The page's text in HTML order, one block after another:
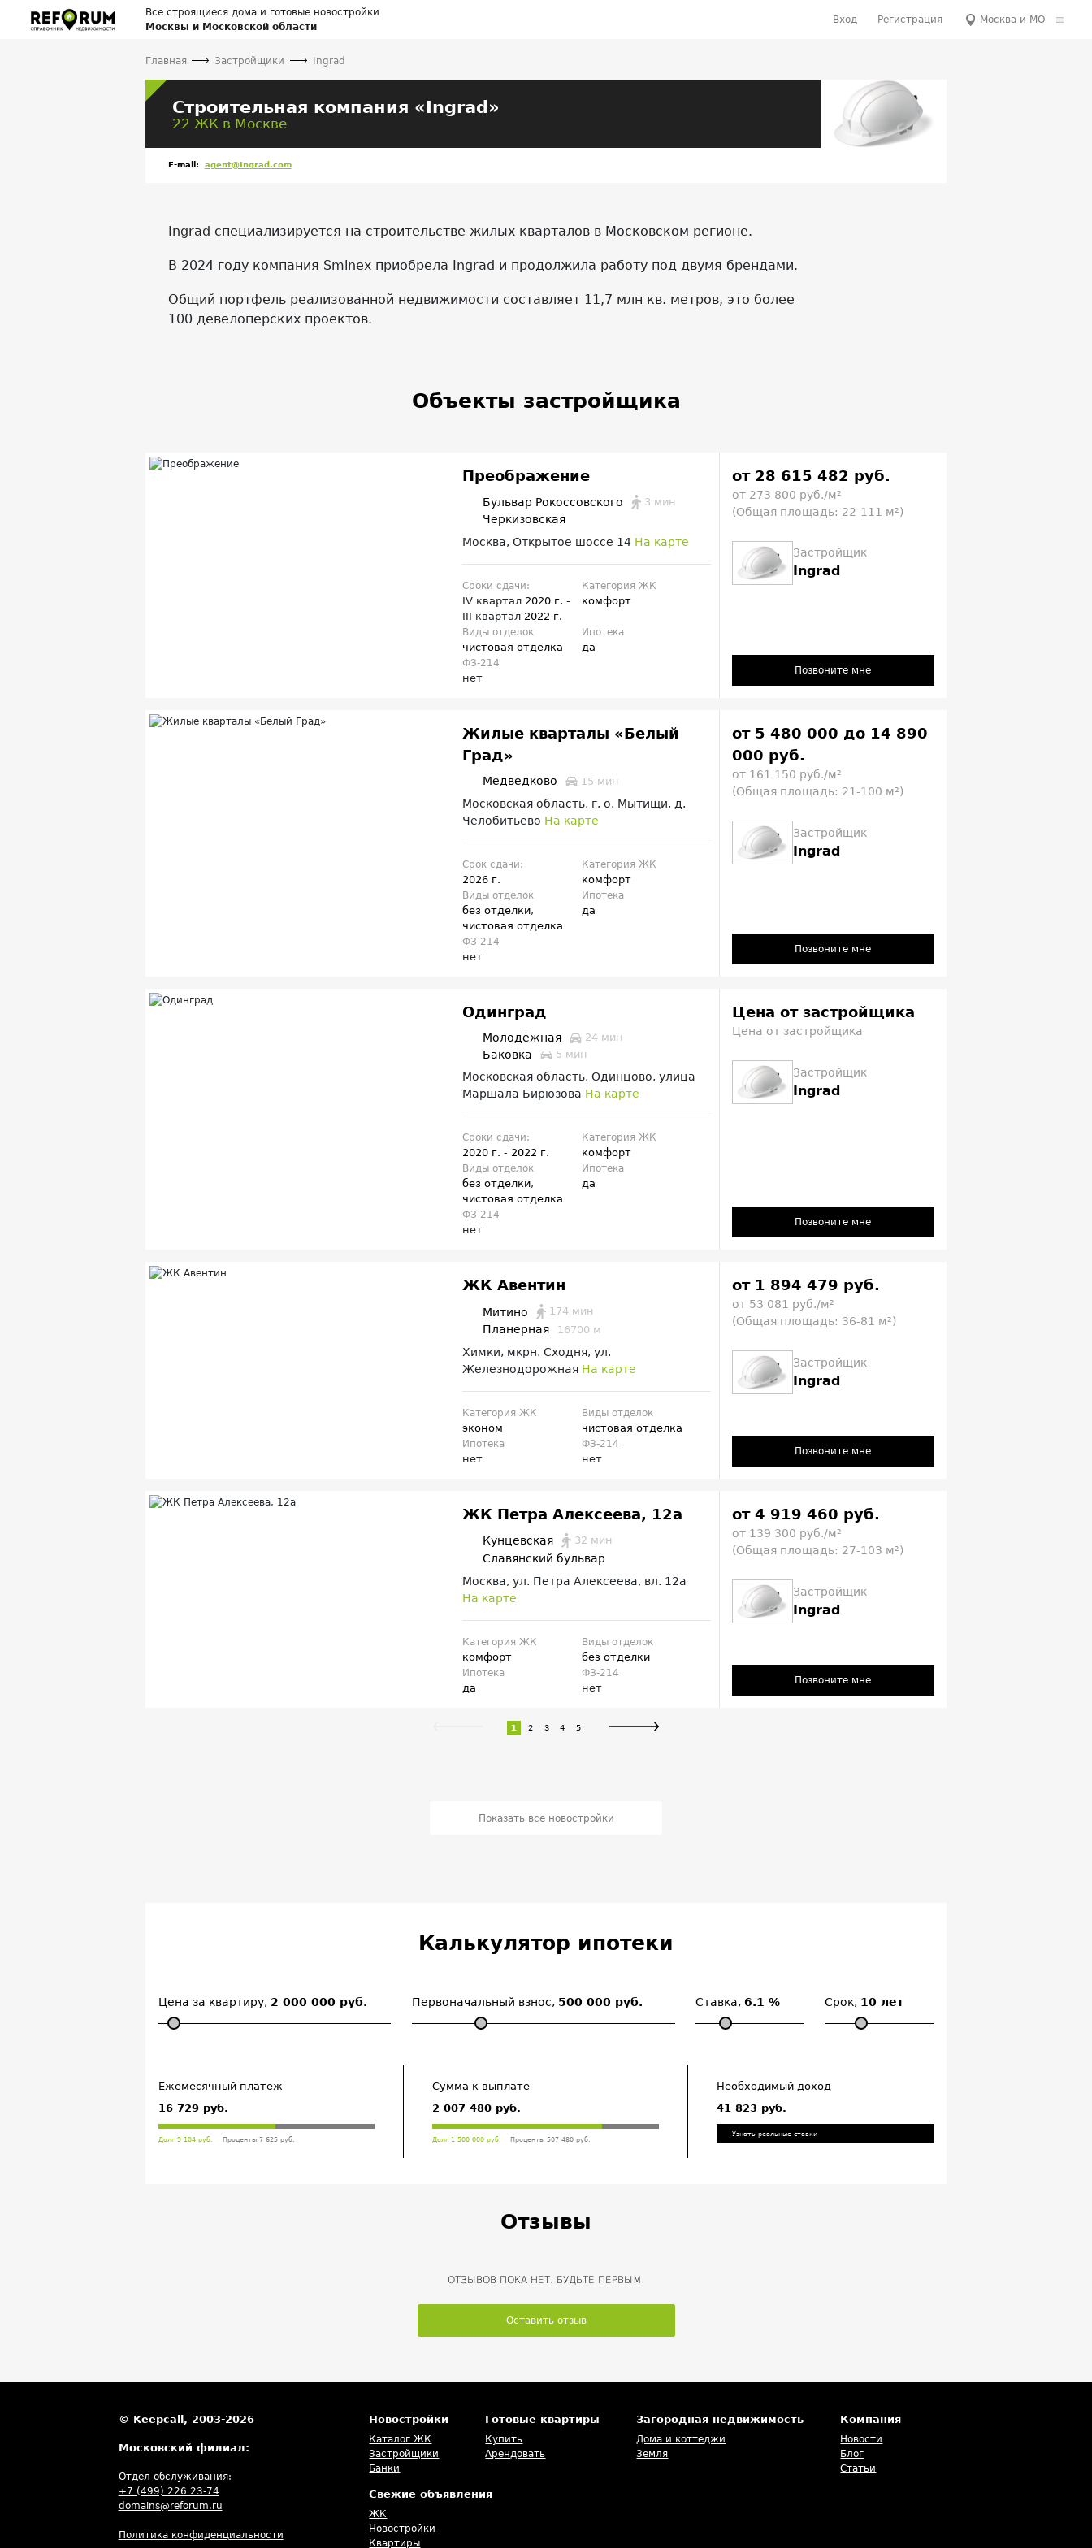
Все строящиеся дома и готовые новостройки
Москвы и Московской области
Вход Регистрация Москва и МО
Главная Застройщики Ingrad
Строительная компания «Ingrad»
22 ЖК в Москве
E-mail: agent@Ingrad.com
Ingrad специализируется на строительстве жилых кварталов в Московском регионе.
В 2024 году компания Sminex приобрела Ingrad и продолжила работу под двумя брендами.
Общий портфель реализованной недвижимости составляет 11,7 млн кв. метров, это более
100 девелоперских проектов.
Объекты застройщика
Преображение
Бульвар Рокоссовского 3 мин
Черкизовская
Москва, Открытое шоссе 14 На карте
Сроки сдачи:
IV квартал 2020 г.-
III квартал 2022 г.
Категория ЖК
комфорт
Виды отделок
чистовая отделка
Ипотека
да
ФЗ-214
нет
от 28 615 482 руб.
от 273 800 руб./м²
(Общая площадь: 22-111 м²)
Застройщик
Ingrad
Позвоните мне
Жилые кварталы «Белый
Град»
Медведково 15 мин
Московская область, г. о. Мытищи, д.
Челобитьево На карте
Срок сдачи:
2026 г.
Категория ЖК
комфорт
Виды отделок
без отделки,
чистовая отделка
Ипотека
да
ФЗ-214
нет
от 5 480 000 до 14 890
000 руб.
от 161 150 руб./м²
(Общая площадь: 21-100 м²)
Застройщик
Ingrad
Позвоните мне
Одинград
Молодёжная 24 мин
Баковка 5 мин
Московская область, Одинцово, улица
Маршала Бирюзова На карте
Сроки сдачи:
2020 г.- 2022 г.
Категория ЖК
комфорт
Виды отделок
без отделки,
чистовая отделка
Ипотека
да
ФЗ-214
нет
Цена от застройщика
Цена от застройщика
Застройщик
Ingrad
Позвоните мне
ЖК Авентин
Митино 174 мин
Планерная 16700 м
Химки, мкрн. Сходня, ул.
Железнодорожная На карте
Категория ЖК
эконом
Виды отделок
чистовая отделка
Ипотека
нет
ФЗ-214
нет
от 1 894 479 руб.
от 53 081 руб./м²
(Общая площадь: 36-81 м²)
Застройщик
Ingrad
Позвоните мне
ЖК Петра Алексеева, 12а
Кунцевская 32 мин
Славянский бульвар
Москва, ул. Петра Алексеева, вл. 12а
На карте
Категория ЖК
комфорт
Виды отделок
без отделки
Ипотека
да
ФЗ-214
нет
от 4 919 460 руб.
от 139 300 руб./м²
(Общая площадь: 27-103 м²)
Застройщик
Ingrad
Позвоните мне
1 2 3 4 5
Показать все новостройки
Калькулятор ипотеки
Цена за квартиру, 2 000 000 руб. Первоначальный взнос, 500 000 руб. Ставка,6.1 % Срок, 10 лет
Ежемесячный платеж
16 729 руб.
Долг 9 104 руб. Проценты 7 625 руб.
Сумма к выплате
2 007 480 руб.
Долг 1 500 000 руб. Проценты 507 480 руб.
Необходимый доход
41 823 руб.
Узнать реальные ставки
Отзывы
ОТЗЫВОВ ПОКА НЕТ. БУДЬТЕ ПЕРВЫМ!
Оставить отзыв
© Keepcall, 2003-2026
Московский филиал:
Отдел обслуживания:
+7 (499) 226 23-74
domains@reforum.ru
Политика конфиденциальности
Новостройки
Каталог ЖК
Застройщики
Банки
Готовые квартиры
Купить
Арендовать
Загородная недвижимость
Дома и коттеджи
Земля
Компания
Новости
Блог
Статьи
Свежие объявления
ЖК
Новостройки
Квартиры